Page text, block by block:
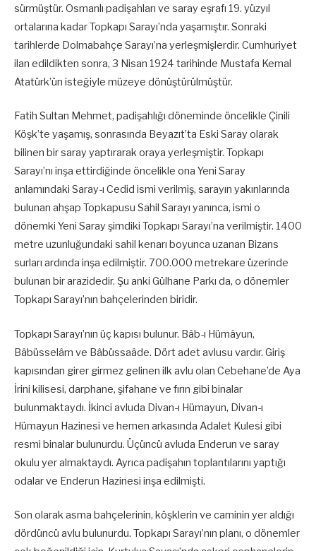
sürmüştür. Osmanlı padişahları ve saray eşrafı 19. yüzyıl
ortalarına kadar Topkapı Sarayı’nda yaşamıştır. Sonraki
tarihlerde Dolmabahçe Sarayı’na yerleşmişlerdir. Cumhuriyet
ilan edildikten sonra, 3 Nisan 1924 tarihinde Mustafa Kemal
Atatürk’ün isteğiyle müzeye dönüştürülmüştür.
Fatih Sultan Mehmet, padişahlığı döneminde öncelikle Çinili
Köşk’te yaşamış, sonrasında Beyazıt’ta Eski Saray olarak
bilinen bir saray yaptırarak oraya yerleşmiştir. Topkapı
Sarayı’nı inşa ettirdiğinde öncelikle ona Yeni Saray
anlamındaki Saray-ı Cedid ismi verilmiş, sarayın yakınlarında
bulunan ahşap Topkapusu Sahil Sarayı yanınca, ismi o
dönemki Yeni Saray şimdiki Topkapı Sarayı’na verilmiştir. 1400
metre uzunluğundaki sahil kenarı boyunca uzanan Bizans
surları ardında inşa edilmiştir. 700.000 metrekare üzerinde
bulunan bir arazidedir. Şu anki Gülhane Parkı da, o dönemler
Topkapı Sarayı’nın bahçelerinden biridir.
Topkapı Sarayı’nın üç kapısı bulunur. Bâb-ı Hümâyun,
Bâbüsselâm ve Bâbüssaâde. Dört adet avlusu vardır. Giriş
kapısından girer girmez gelinen ilk avlu olan Cebehane’de Aya
İrini kilisesi, darphane, şifahane ve fırın gibi binalar
bulunmaktaydı. İkinci avluda Divan-ı Hümayun, Divan-ı
Hümayun Hazinesi ve hemen arkasında Adalet Kulesi gibi
resmi binalar bulunurdu. Üçüncü avluda Enderun ve saray
okulu yer almaktaydı. Ayrıca padişahın toplantılarını yaptığı
odalar ve Enderun Hazinesi inşa edilmişti.
Son olarak asma bahçelerinin, köşklerin ve caminin yer aldığı
dördüncü avlu bulunurdu. Topkapı Sarayı’nın planı, o dönemler